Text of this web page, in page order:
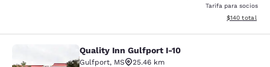
Tarifa para socios
Ver detalles
$140 total
Quality Inn Gulfport I-10
Quality Inn Gulfport I-10
Gulfport, MS
25.46 km